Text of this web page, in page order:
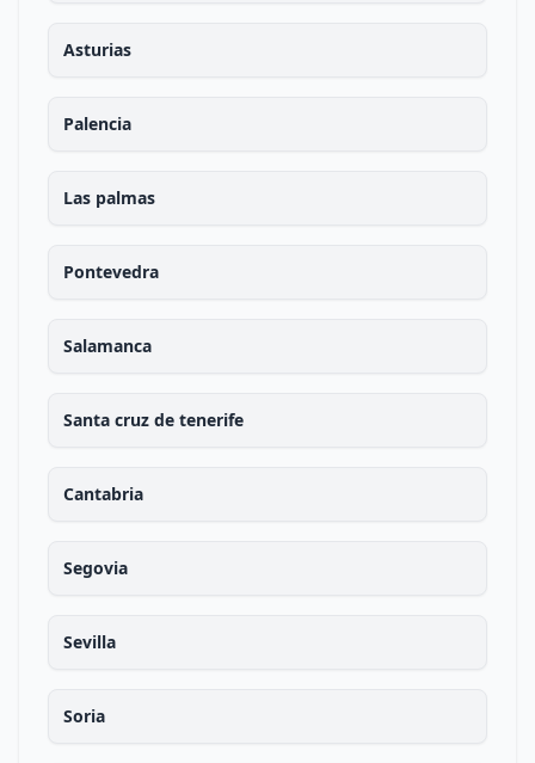
Asturias
Palencia
Las palmas
Pontevedra
Salamanca
Santa cruz de tenerife
Cantabria
Segovia
Sevilla
Soria